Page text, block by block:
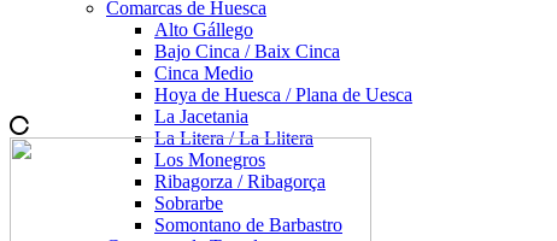
Comarcas de Huesca
Alto Gállego
Bajo Cinca / Baix Cinca
Cinca Medio
Hoya de Huesca / Plana de Uesca
La Jacetania
La Litera / La Llitera
Los Monegros
Ribagorza / Ribagorça
Sobrarbe
Somontano de Barbastro